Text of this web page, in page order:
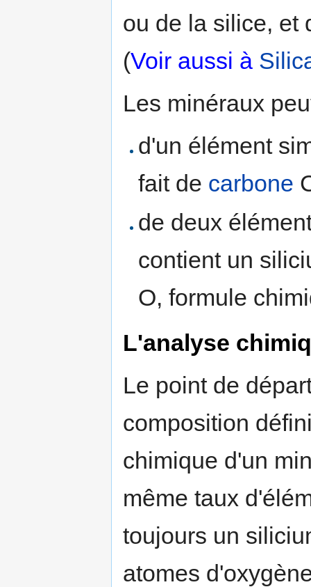
ou de la silice, et
(Voir aussi à
Les minéraux
d'un élément
fait de carbone
de deux
contient un
O, formule
L'analyse
Le point de
composition
chimique d'un
même taux
toujours un
atomes